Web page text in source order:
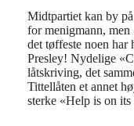
Midtpartiet kan by
for menigmann,
det tøffeste noen har
Presley! Nydelige
låtskriving, det
Tittellåten et annet
sterke «Help is on its